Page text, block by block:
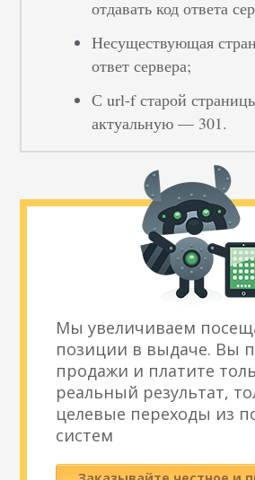
отдавать код ответа
Несуществующая
ответ сервера;
С url-f старой
актуальную — 301.
Мы увеличиваем
позиции в выдаче. Вы
продажи и платите
реальный результат,
целевые переходы из
систем